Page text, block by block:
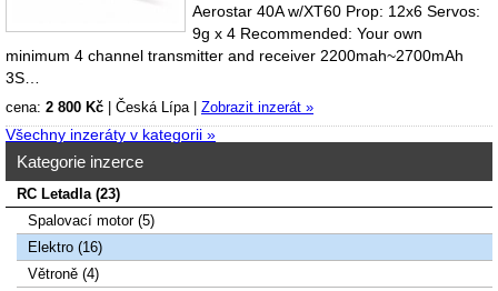
Aerostar 40A w/XT60 Prop: 12x6 Servos:
9g x 4 Recommended: Your own
minimum 4 channel transmitter and receiver 2200mah~2700mAh
3S…
cena: 2 800 Kč Česká Lípa| Zobrazit inzerát »
Všechny inzeráty v kategorii »
Kategorie inzerce
RC Letadla (23)
Spalovací­ motor (5)
Elektro (16)
Větroně (4)